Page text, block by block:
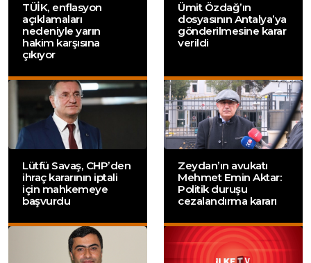
TÜİK, enflasyon
açıklamaları
nedeniyle yarın
hakim karşısına
çıkıyor
Ümit Özdağ’ın
dosyasının Antalya’ya
gönderilmesine karar
verildi
Lütfü Savaş, CHP’den
ihraç kararının iptali
için mahkemeye
başvurdu
Zeydan’ın avukatı
Mehmet Emin Aktar:
Politik duruşu
cezalandırma kararı